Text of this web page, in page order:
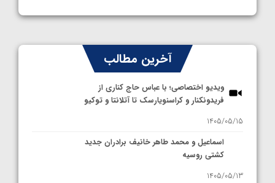
آخرین مطالب
ویدیو اختصاصی؛ با عباس حاج کناری از
فریدونکنار و کراسنویارسک تا آتلانتا و توکیو
1405/05/15
اسماعیل و محمد طاهر خانیف برادران جدید
کشتی روسیه
1405/05/13